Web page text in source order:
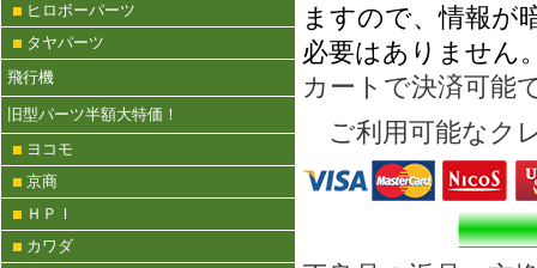
ヒロボーパーツ
タヤパーツ
飛行機
旧型パーツ半額大特価！
ヨコモ
京商
ＨＰＩ
カワダ
ますので、情報が
必要はありません
カートで決済可能
ご利用可能なク